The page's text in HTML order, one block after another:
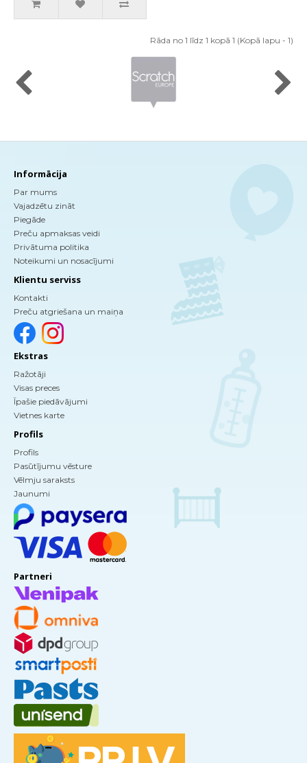
Rāda no 1 līdz 1 kopā 1 (Kopā lapu - 1)
Informācija
Par mums
Vajadzētu zināt
Piegāde
Preču apmaksas veidi
Privātuma politika
Noteikumi un nosacījumi
Klientu serviss
Kontakti
Preču atgriešana un maiņa
Ekstras
Ražotāji
Visas preces
Īpašie piedāvājumi
Vietnes karte
Profils
Profils
Pasūtījumu vēsture
Vēlmju saraksts
Jaunumi
Partneri